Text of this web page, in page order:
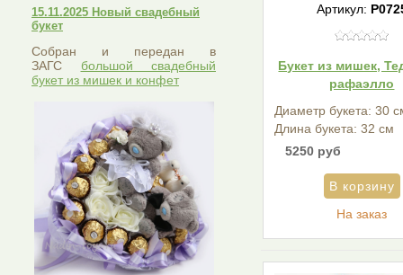
15.11.2025 Новый свадебный
букет
Собран и передан в
ЗАГС большой свадебный
букет из мишек и конфет
Артикул:
Букет из мишек,
рафаэлло
Диаметр букета: 30
Длина букета: 32 см
5250 руб
На заказ